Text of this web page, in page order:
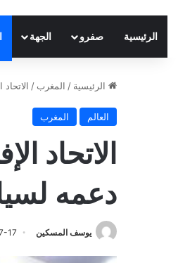
الرئيسية صفرو الجهة
الرئيسية / المغرب /
العالم المغرب
الاتحاد
دعمه
يوسف المسكين 17